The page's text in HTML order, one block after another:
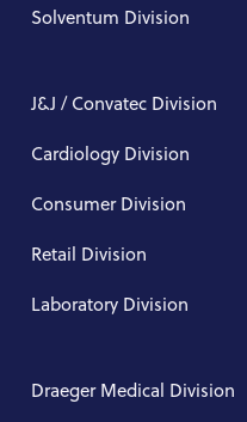
Solventum Division
J&J / Convatec Division
Cardiology Division
Consumer Division
Retail Division
Laboratory Division
Draeger Medical Division